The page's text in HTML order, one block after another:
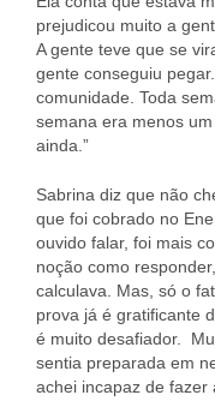
prejudicou muito a
A gente teve que se
gente conseguiu
comunidade. Toda
semana era menos
ainda.”
Sabrina diz que não
que foi cobrado no
ouvido falar, foi mais
noção como
calculava. Mas, só o
prova já é gratificante
é muito desafiador.
sentia preparada em
achei incapaz de